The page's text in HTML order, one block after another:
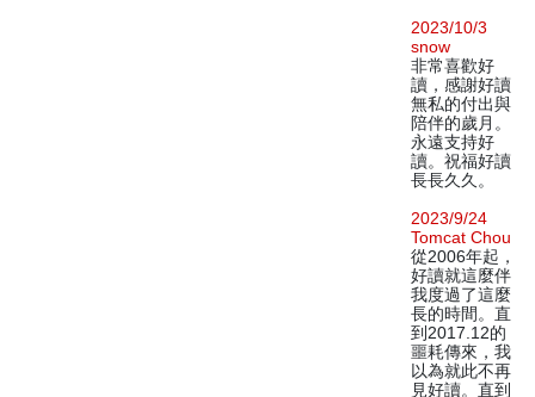
2023/10/3
snow
非常喜歡好
讀，感謝好讀
無私的付出與
陪伴的歲月。
永遠支持好
讀。祝福好讀
長長久久。
2023/9/24
Tomcat Chou
從2006年起，
好讀就這麼伴
我度過了這麼
長的時間。直
到2017.12的
噩耗傳來，我
以為就此不再
見好讀。直到